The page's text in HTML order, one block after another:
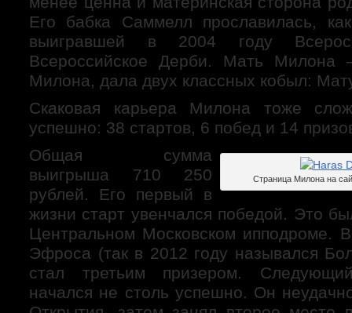
Его бабка Саммелл прославилась,
выигравшей в 2004 году
Всероссийское Дерби. Мать
Милона, дала двух классных кобыл:
Скаковая карьера Милона тоже
успешно: 38 стартов, 6 побед и 14
Страница Милона на
Общая сумма
выигрыша 710 250
рублей. Его первый в
жизни старт увенчался победой. Это
Центральном Московском ипподроме.
Эфроса (так в 2012 году назывался
стал третьим призером.
начался не столь успешно. Он